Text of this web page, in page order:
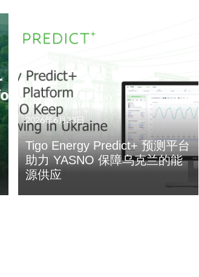
2026年6月23日
Tigo Energy Predict+ 预测平台
助力 YASNO 保障乌克兰的能
源供应